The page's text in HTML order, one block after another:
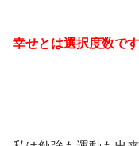
幸せとは選択度数です